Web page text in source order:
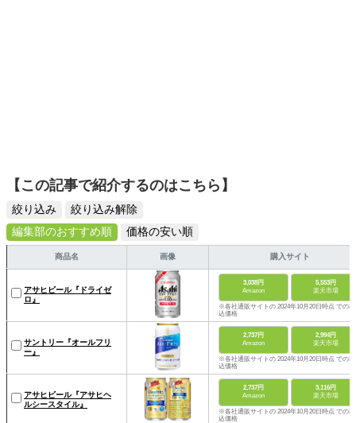
【この記事で紹介するのはこちら】
絞り込み
絞り込み解除
編集部のおすすめ順
価格の安い順
商品名 画像 購入サイト
アサヒビール『ドライゼ
ロ』
3,038円
Amazon
5,553円
楽天市場
※各社通販サイトの 2024年10月20日時点 での税
込価格
サントリー『オールフリ
ー』
2,737円
Amazon
2,994円
楽天市場
※各社通販サイトの 2024年10月20日時点 での税
込価格
アサヒビール『アサヒヘ
ルシースタイル』
2,737円
Amazon
3,116円
楽天市場
※各社通販サイトの 2024年10月20日時点 での税
込価格